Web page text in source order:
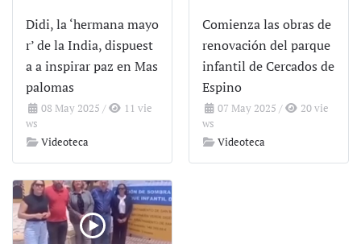
Didi, la ‘hermana mayo
r’ de la India, dispuest
a a inspirar paz en Mas
palomas
08 May 2025 /
11 vie
ws
Videoteca
Comienza las obras de
renovación del parque
infantil de Cercados de
Espino
07 May 2025 /
20 vie
ws
Videoteca